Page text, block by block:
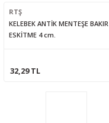
RTŞ
KELEBEK ANTİK MENTEŞE BAKIR
ESKİTME 4 cm.
32,29 TL